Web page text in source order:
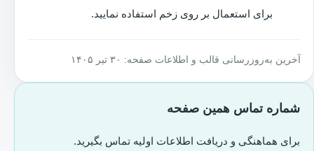
برای استعمال بر روی زخم استفاده نمایید.
آخرین به‌روزرسانی قالب و اطلاعات صفحه: ۳۰ تیر ۱۴۰۵
شماره تماس همین صفحه
برای هماهنگی و دریافت اطلاعات اولیه تماس بگیرید.